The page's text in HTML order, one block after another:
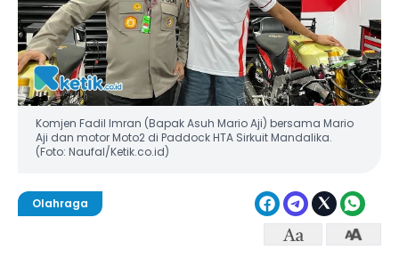
Komjen Fadil Imran (Bapak Asuh Mario Aji) bersama Mario
Aji dan motor Moto2 di Paddock HTA Sirkuit Mandalika.
(Foto: Naufal/Ketik.co.id)
Olahraga